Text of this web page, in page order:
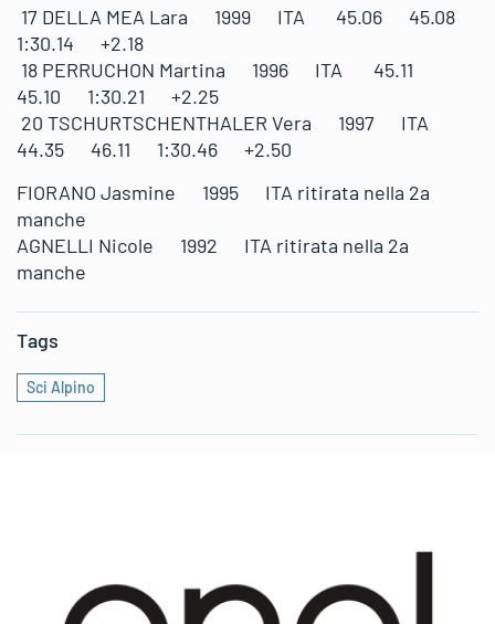
17 DELLA MEA Lara 1999 ITA 45.06 45.08
1:30.14 +2.18
18 PERRUCHON Martina 1996 ITA 45.11
45.10 1:30.21 +2.25
20 TSCHURTSCHENTHALER Vera 1997 ITA
44.35 46.11 1:30.46 +2.50
FIORANO Jasmine 1995 ITA ritirata nella 2a
manche
AGNELLI Nicole 1992 ITA ritirata nella 2a
manche
Tags
Sci Alpino